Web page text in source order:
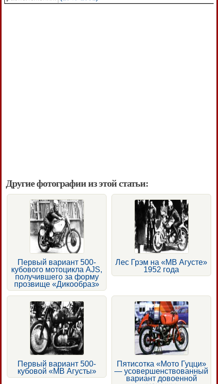
Другие фотографии из этой статьи:
Первый вариант 500-
кубового мотоцикла AJS,
получившего за форму
прозвище «Дикообраз»
Лес Грэм на «МВ Агусте»
1952 года
Первый вариант 500-
кубовой «МВ Агусты»
Пятисотка «Мото Гуцци»
— усовершенствованный
вариант довоенной